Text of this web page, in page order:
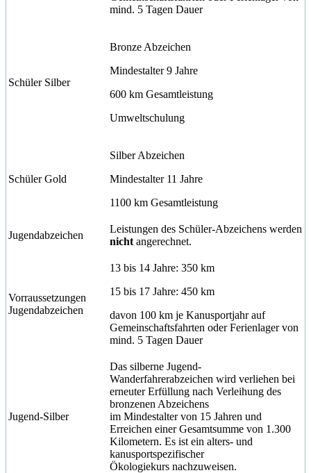
mind. 5 Tagen Dauer
Schüler Silber
Bronze Abzeichen
Mindestalter 9 Jahre
600 km Gesamtleistung
Umweltschulung
Schüler Gold
Silber Abzeichen
Mindestalter 11 Jahre
1100 km Gesamtleistung
Jugendabzeichen
Leistungen des Schüler-Abzeichens werden
nicht angerechnet.
Vorraussetzungen
Jugendabzeichen
13 bis 14 Jahre: 350 km
15 bis 17 Jahre: 450 km
davon 100 km je Kanusportjahr auf
Gemeinschaftsfahrten oder Ferienlager von
mind. 5 Tagen Dauer
Jugend-Silber
Das silberne Jugend-
Wanderfahrerabzeichen wird verliehen bei
erneuter Erfüllung nach Verleihung des
bronzenen Abzeichens
im Mindestalter von 15 Jahren und
Erreichen einer Gesamtsumme von 1.300
Kilometern. Es ist ein alters- und
kanusportspezifischer
Ökologiekurs nachzuweisen.